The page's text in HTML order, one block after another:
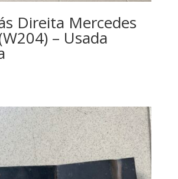
Direita Mercedes
– Usada